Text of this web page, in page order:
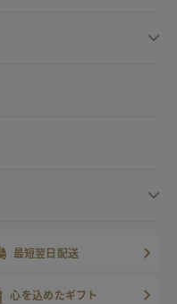
最短翌日配送
心を込めたギフト